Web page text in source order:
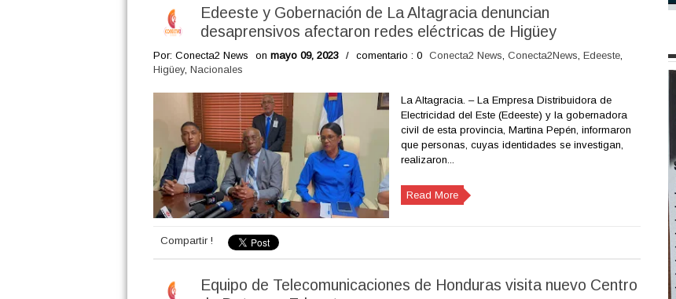
Edeeste y Gobernación de La Altagracia denuncian
desaprensivos afectaron redes eléctricas de Higüey
Por: Conecta2 News on mayo 09, 2023 / comentario : 0 Conecta2 News, Conecta2News, Edeeste,
Higüey, Nacionales
La Altagracia. – La Empresa Distribuidora de
Electricidad del Este (Edeeste) y la gobernadora
civil de esta provincia, Martina Pepén, informaron
que personas, cuyas identidades se investigan,
realizaron...
Read More
Compartir !
Equipo de Telecomunicaciones de Honduras visita nuevo Centro